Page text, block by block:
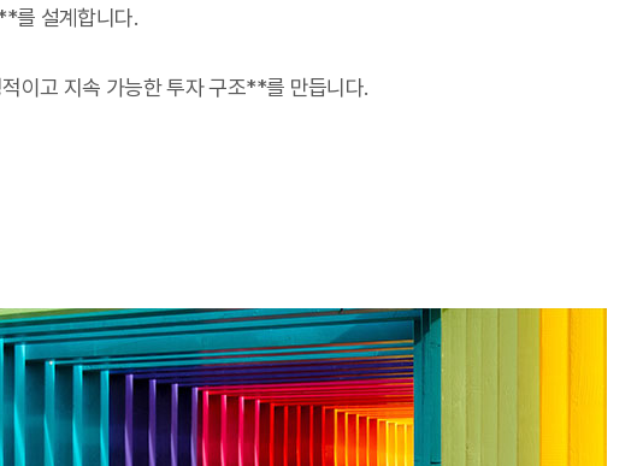
를 설계합니다.
이고 지속 가능한 투자 구조**를 만듭니다.